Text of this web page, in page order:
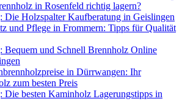
in Rosenfeld richtig lagern?
Die Holzspalter Kaufberatung in Geislingen
und Pflege in Frommern: Tipps für Qualität
Bequem und Schnell Brennholz Online
in Dürrwangen: Ihr
zum besten Preis
Die besten Kaminholz Lagerungstipps in